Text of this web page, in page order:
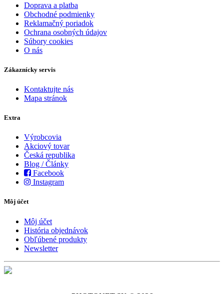
Doprava a platba
Obchodné podmienky
Reklamačný poriadok
Ochrana osobných údajov
Súbory cookies
O nás
Zákaznícky servis
Kontaktujte nás
Mapa stránok
Extra
Výrobcovia
Akciový tovar
Česká republika
Blog / Články
Facebook
Instagram
Môj účet
Môj účet
História objednávok
Obľúbené produkty
Newsletter